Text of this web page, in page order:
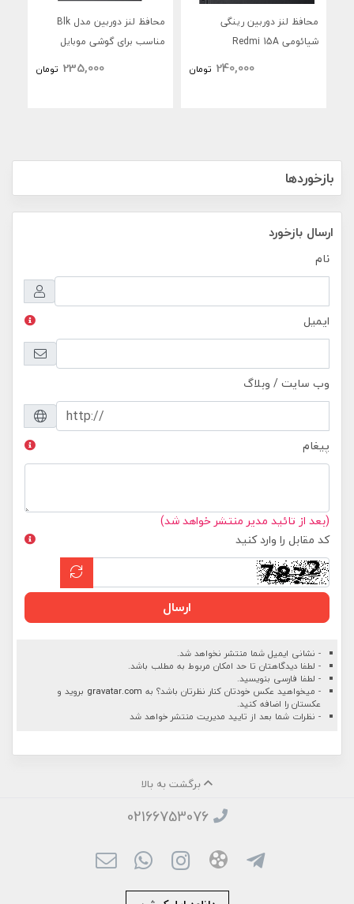
محافظ لنز دوربین رینگی
شیائومی Redmi 15A
240,000 تومان
محافظ لنز دوربین مدل Blk
مناسب برای گوشی موبایل
235,000 تومان
بازخوردها
ارسال بازخورد
نام
ایمیل
وب سایت / وبلاگ
پیغام
(بعد از تائید مدیر منتشر خواهد شد)
کد مقابل را وارد کنید
ارسال
- نشانی ایمیل شما منتشر نخواهد شد.
- لطفا دیدگاهتان تا حد امکان مربوط به مطلب باشد.
- لطفا فارسی بنویسید.
- میخواهید عکس خودتان کنار نظرتان باشد؟ به gravatar.com بروید و
عکستان را اضافه کنید.
- نظرات شما بعد از تایید مدیریت منتشر خواهد شد
برگشت به بالا
02166753076